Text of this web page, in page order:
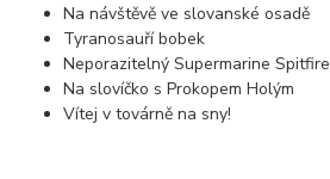
Na návštěvě ve slovanské osadě
Tyranosauří bobek
Neporazitelný Supermarine Spitfire
Na slovíčko s Prokopem Holým
Vítej v továrně na sny!